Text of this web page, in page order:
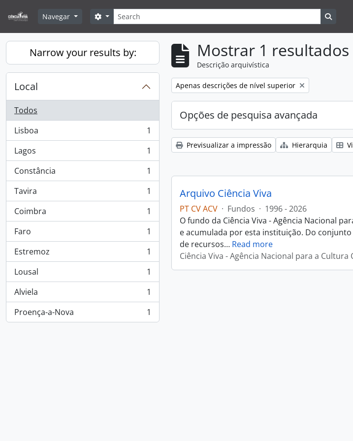
Navegar
Pesquisar
Search options
Narrow your results by:
Local
Todos
Lisboa
, 1 resultados
1
Lagos
, 1 resultados
1
Constância
, 1 resultados
1
Tavira
, 1 resultados
1
Coimbra
, 1 resultados
1
Faro
, 1 resultados
1
Estremoz
, 1 resultados
1
Lousal
, 1 resultados
1
Alviela
, 1 resultados
1
Proença-a-Nova
, 1 resultados 1
Mostrar 1 resultados
Descrição arquivística
Remove filter:
Apenas descrições de nível superior
Opções de pesquisa avançada
Previsualizar a impressão Hierarquia
Arquivo Ciência Viva
PT CV ACV · Fundos · 1996 - 2026
O fundo da Ciência Viva - Agência Nacional
e acumulada por esta instituição. Do
de recursos… Read more
Ciência Viva - Agência Nacional para a Cultura